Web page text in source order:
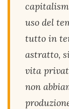
uso del
tutto in
astratto,
vita
non